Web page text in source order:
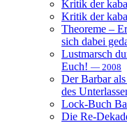
Kritik der
Kritik der
Theoreme –
sich dabei
Lustmarsch
Euch! — 2008
Der Barbar
des
Lock-Buch
Die Re-